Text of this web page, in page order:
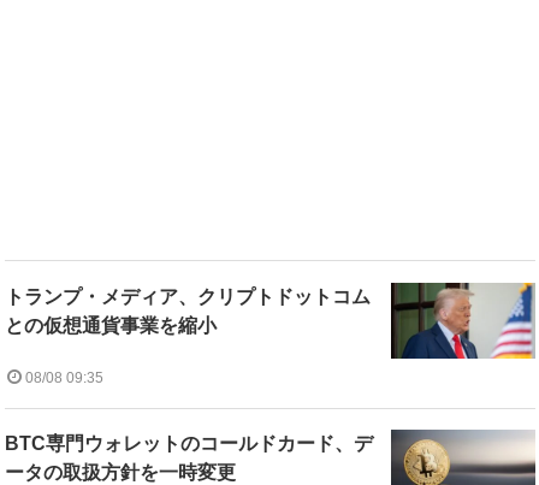
トランプ・メディア、クリプトドットコム
との仮想通貨事業を縮小
08/08 09:35
BTC専門ウォレットのコールドカード、デ
ータの取扱方針を一時変更